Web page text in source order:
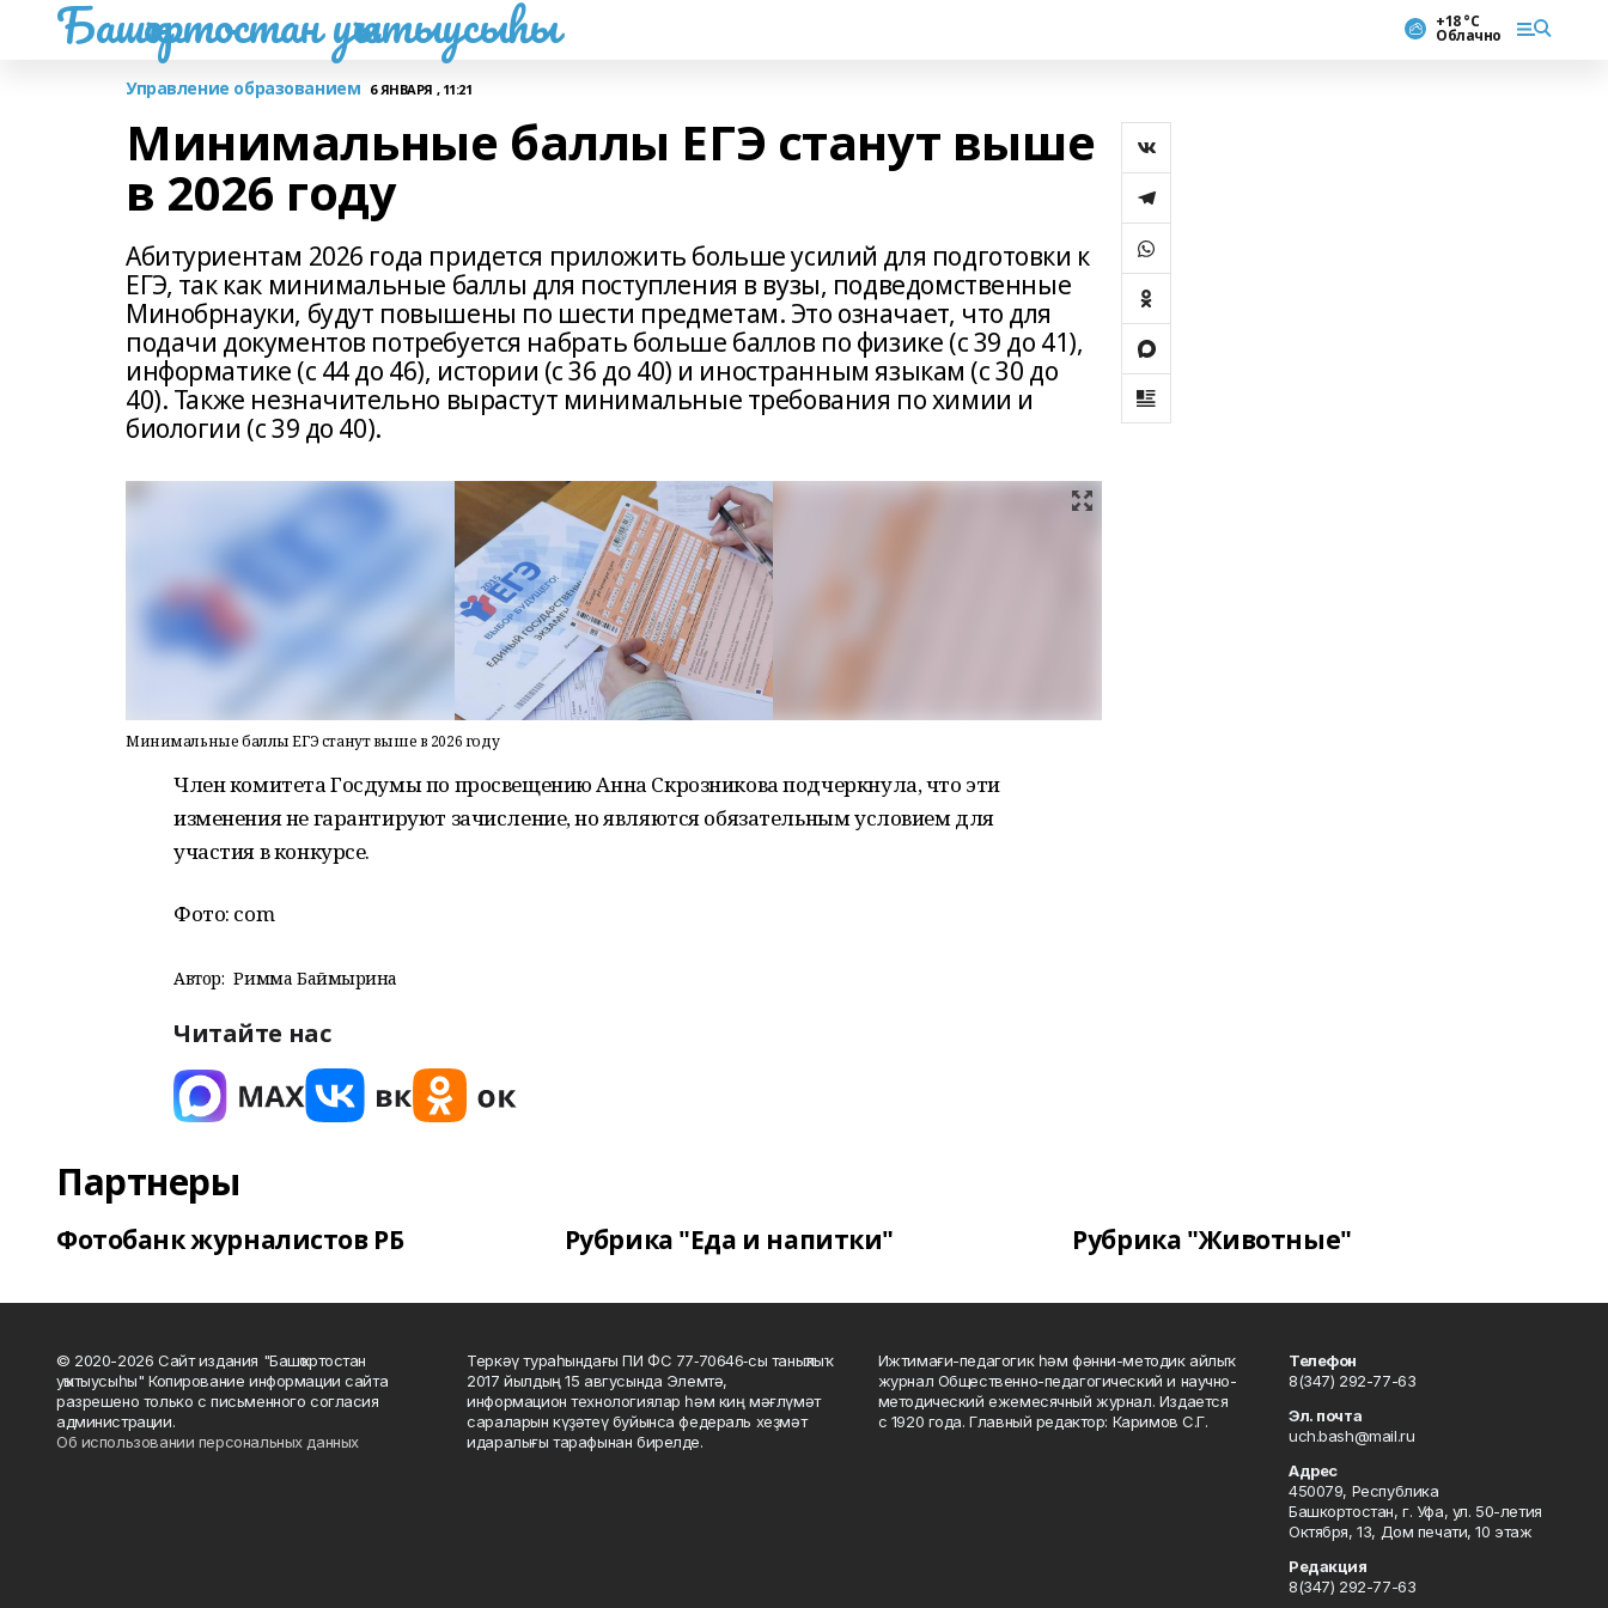
Башҡортостан уҡытыусыһы +18 °С
Облачно
Управление образованием 6 ЯНВАРЯ , 11:21
Минимальные баллы ЕГЭ станут выше
в 2026 году
Абитуриентам 2026 года придется приложить больше усилий для подготовки к
ЕГЭ, так как минимальные баллы для поступления в вузы, подведомственные
Минобрнауки, будут повышены по шести предметам. Это означает, что для
подачи документов потребуется набрать больше баллов по физике (с 39 до 41),
информатике (с 44 до 46), истории (с 36 до 40) и иностранным языкам (с 30 до
40). Также незначительно вырастут минимальные требования по химии и
биологии (с 39 до 40).
Минимальные баллы ЕГЭ станут выше в 2026 году
Член комитета Госдумы по просвещению Анна Скрозникова подчеркнула, что эти
изменения не гарантируют зачисление, но являются обязательным условием для
участия в конкурсе.
Фото: сom
Автор: Римма Баймырҙина
Читайте нас
Партнеры
Фотобанк журналистов РБ Рубрика "Еда и напитки" Рубрика "Животные"
© 2020-2026 Сайт издания "Башҡортостан
уҡытыусыһы" Копирование информации сайта
разрешено только с письменного согласия
администрации.
Об использовании персональных данных
Теркәү тураһындағы ПИ ФС 77‑70646‑сы таныҡлыҡ
2017 йылдың 15 авгусында Элемтә,
информацион технологиялар һәм киң мәғлүмәт
сараларын күҙәтеү буйынса федераль хеҙмәт
идаралығы тарафынан бирелде.
Ижтимағи-педагогик һәм фәнни-методик айлыҡ
журнал Общественно-педагогический и научно-
методический ежемесячный журнал. Издается
с 1920 года. Главный редактор: Каримов С.Г.
Телефон
8(347) 292-77-63
Эл. почта
uch.bash@mail.ru
Адрес
450079, Республика
Башкортостан, г. Уфа, ул. 50-летия
Октября, 13, Дом печати, 10 этаж
Редакция
8(347) 292-77-63